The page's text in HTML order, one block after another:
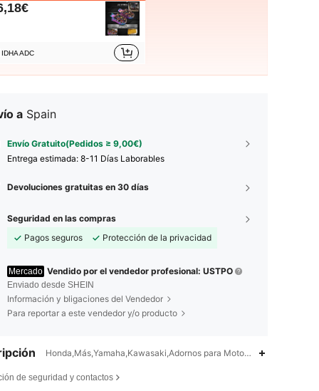
IDHA ADC
a Spain
Envío Gratuito(Pedidos ≥ 9,00€)
Entrega estimada: 8-11 Días Laborables
Devoluciones gratuitas en 30 días
Seguridad en las compras
Pagos seguros
Protección de la privacidad
Mercado Vendido por el vendedor profesional: USTPO
Enviado desde SHEIN
Información y bligaciones del Vendedor
Para reportar a este vendedor y/o producto
Honda,Más,Yamaha,Kawasaki,Adornos para Motocicletas,A
de seguridad y contactos